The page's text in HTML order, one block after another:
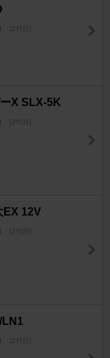
[2代目]
X SLX-5K
[2代目]
EX 12V
[2代目]
LN1
[2代目]